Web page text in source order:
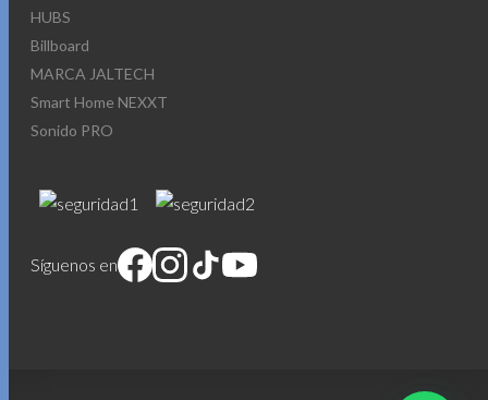
HUBS
Billboard
MARCA JALTECH
Smart Home NEXXT
Sonido PRO
Síguenos en